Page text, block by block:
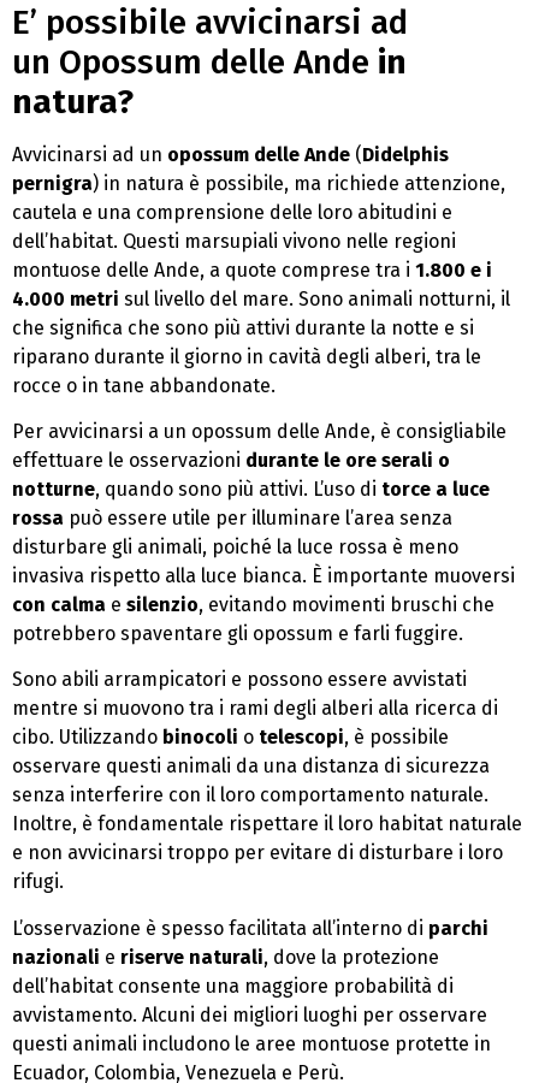
E’ possibile avvicinarsi ad
un Opossum delle Ande in
natura?
Avvicinarsi ad un opossum delle Ande (Didelphis
pernigra) in natura è possibile, ma richiede attenzione,
cautela e una comprensione delle loro abitudini e
dell’habitat. Questi marsupiali vivono nelle regioni
montuose delle Ande, a quote comprese tra i 1.800 e i
4.000 metri sul livello del mare. Sono animali notturni, il
che significa che sono più attivi durante la notte e si
riparano durante il giorno in cavità degli alberi, tra le
rocce o in tane abbandonate.
Per avvicinarsi a un opossum delle Ande, è consigliabile
effettuare le osservazioni durante le ore serali o
notturne, quando sono più attivi. L’uso di torce a luce
rossa può essere utile per illuminare l’area senza
disturbare gli animali, poiché la luce rossa è meno
invasiva rispetto alla luce bianca. È importante muoversi
con calma e silenzio, evitando movimenti bruschi che
potrebbero spaventare gli opossum e farli fuggire.
Sono abili arrampicatori e possono essere avvistati
mentre si muovono tra i rami degli alberi alla ricerca di
cibo. Utilizzando binocoli o telescopi, è possibile
osservare questi animali da una distanza di sicurezza
senza interferire con il loro comportamento naturale.
Inoltre, è fondamentale rispettare il loro habitat naturale
e non avvicinarsi troppo per evitare di disturbare i loro
rifugi.
L’osservazione è spesso facilitata all’interno di parchi
nazionali e riserve naturali, dove la protezione
dell’habitat consente una maggiore probabilità di
avvistamento. Alcuni dei migliori luoghi per osservare
questi animali includono le aree montuose protette in
Ecuador, Colombia, Venezuela e Perù.